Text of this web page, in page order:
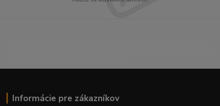
Informácie pre zákazníkov